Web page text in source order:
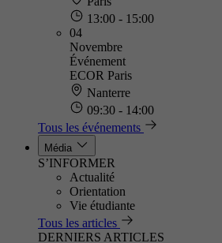
13:00 - 15:00
04
Novembre
Événement
ECOR Paris
Nanterre
09:30 - 14:00
Tous les événements
Média
S’INFORMER
Actualité
Orientation
Vie étudiante
Tous les articles
DERNIERS ARTICLES